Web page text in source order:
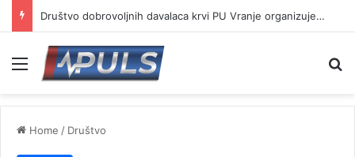
Društvo dobrovoljnih davalaca krvi PU Vranje organizuje akciju na Besnoj kobili
Menu
Home / Društvo